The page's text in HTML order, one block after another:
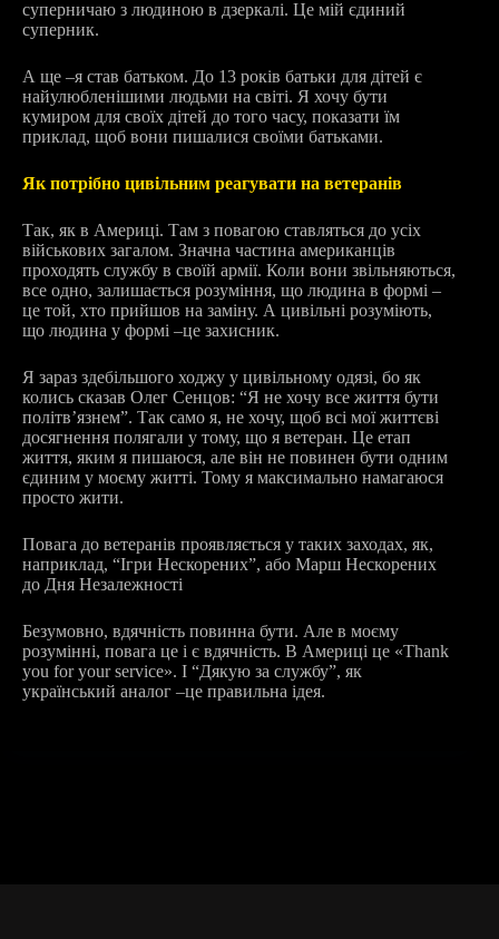
суперничаю з людиною в дзеркалі. Це мій єдиний
суперник.
А ще –я став батьком. До 13 років батьки для дітей є
найулюбленішими людьми на світі. Я хочу бути
кумиром для своїх дітей до того часу, показати їм
приклад, щоб вони пишалися своїми батьками.
Як потрібно цивільним реагувати на ветеранів
Так, як в Америці. Там з повагою ставляться до усіх
військових загалом. Значна частина американців
проходять службу в своїй армії. Коли вони звільняються,
все одно, залишається розуміння, що людина в формі –
це той, хто прийшов на заміну. А цивільні розуміють,
що людина у формі –це захисник.
Я зараз здебільшого ходжу у цивільному одязі, бо як
колись сказав Олег Сенцов: “Я не хочу все життя бути
політв’язнем”. Так само я, не хочу, щоб всі мої життєві
досягнення полягали у тому, що я ветеран. Це етап
життя, яким я пишаюся, але він не повинен бути одним
єдиним у моєму житті. Тому я максимально намагаюся
просто жити.
Повага до ветеранів проявляється у таких заходах, як,
наприклад, “Ігри Нескорених”, або Марш Нескорених
до Дня Незалежності
Безумовно, вдячність повинна бути. Але в моєму
розумінні, повага це і є вдячність. В Америці це «Thank
you for your service». І “Дякую за службу”, як
український аналог –це правильна ідея.